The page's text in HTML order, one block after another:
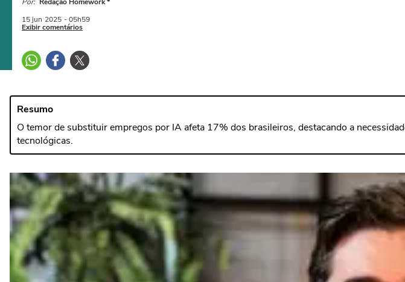
15 jun 2025 - 05h59
Exibir comentários
Resumo
O temor de substituir empregos por IA afeta 17% dos brasileiros, destacando a
tecnológicas.